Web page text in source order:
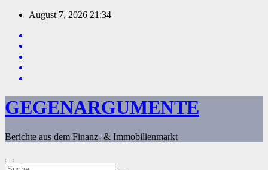
Zum
springen
August 7, 2026 21:34
GEGENARGUMENTE
Berichte aus dem Finanz- & Immobilienmarkt